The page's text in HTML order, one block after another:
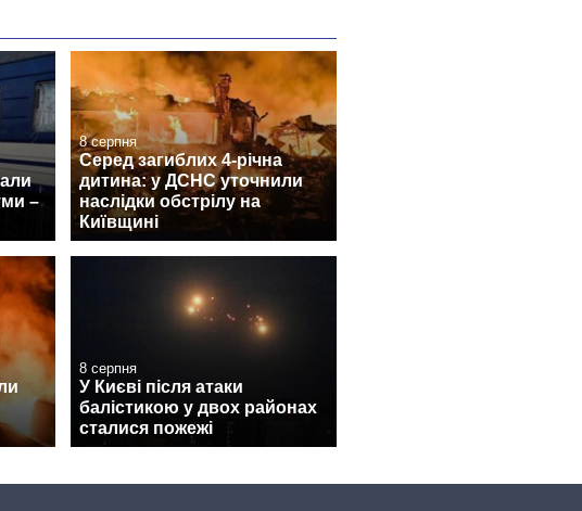
–
8 серпня
Серед загиблих 4-річна
дитина: у ДСНС уточнили
наслідки обстрілу на
Київщині
8 серпня
У Києві після атаки
балістикою у двох районах
сталися пожежі